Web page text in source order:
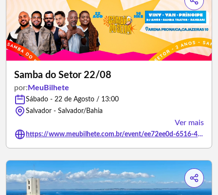
Samba do Setor 22/08
por: MeuBilhete
Sábado - 22 de Agosto / 13:00
Salvador - Salvador/Bahia
Ver mais
https://www.meubilhete.com.br/event/ee72ee0d-6516-40cf-82dd-84eeb79c14d8